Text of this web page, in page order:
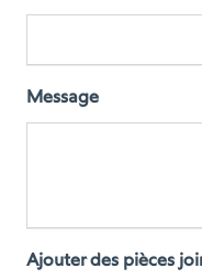
Message
Ajouter des pièces